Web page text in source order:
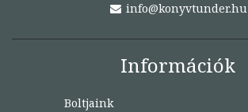
info@konyvtunder.hu
Információk
Boltjaink